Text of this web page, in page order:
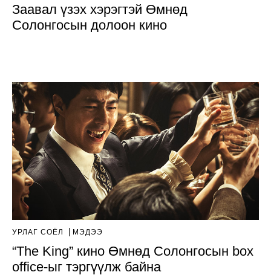
Заавал үзэх хэрэгтэй Өмнөд
Солонгосын долоон кино
УРЛАГ СОЁЛ МЭДЭЭ
“The King” кино Өмнөд Солонгосын box
office-ыг тэргүүлж байна